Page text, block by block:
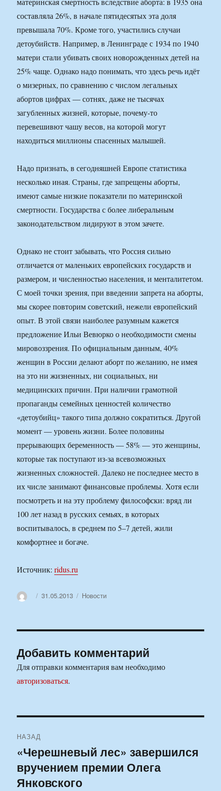
составляла 26%, в начале пятидесятых эта доля
превышала 70%. Кроме того, участились случаи
детоубийств. Например, в Ленинграде с 1934 по 1940
матери стали убивать своих новорожденных детей на
25% чаще. Однако надо понимать, что здесь речь идёт
о мизерных, по сравнению с числом легальных
абортов цифрах — сотнях, даже не тысячах
загубленных жизней, которые, почему-то
перевешивют чашу весов, на которой могут
находиться миллионы спасенных малышей.
Надо признать, в сегодняшней Европе статистика
несколько иная. Страны, где запрещены аборты,
имеют самые низкие показатели по материнской
смертности. Государства с более либеральным
законодательством лидируют в этом зачете.
Однако не стоит забывать, что Россия сильно
отличается от маленьких европейских государств и
размером, и численностью населения, и менталитетом.
С моей точки зрения, при введении запрета на аборты,
мы скорее повторим советский, нежели европейский
опыт. В этой связи наиболее разумным кажется
предложение Ильи Вевюрко о необходимости смены
мировоззрения. По официальным данным, 40%
женщин в России делают аборт по желанию, не имея
на это ни жизненных, ни социальных, ни
медицинских причин. При наличии грамотной
пропаганды семейных ценностей количество
«детоубийц» такого типа должно сократиться. Другой
момент — уровень жизни. Более половины
прерывающих беременность — 58% — это женщины,
которые так поступают из-за всевозможных
жизненных сложностей. Далеко не последнее место в
их числе занимают финансовые проблемы. Хотя если
посмотреть и на эту проблему философски: вряд ли
100 лет назад в русских семьях, в которых
воспитывалось, в среднем по 5–7 детей, жили
комфортнее и богаче.
Источник:ridus.ru
АвторОпубликовано
31.05.2013 Рубрики
Новости
Добавить комментарий
Для отправки комментария вам необходимо
авторизоваться.
по
записям
НАЗАД
Предыдущая
запись:
«Черешневый лес» завершился
вручением премии Олега
Янковского